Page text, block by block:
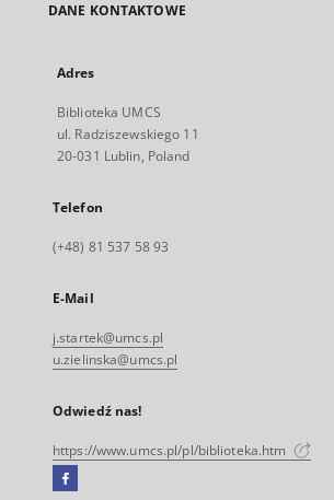
DANE KONTAKTOWE
Adres
Biblioteka UMCS
ul. Radziszewskiego 11
20-031 Lublin, Poland
Telefon
(+48) 81 537 58 93
E-Mail
j.startek@umcs.pl
u.zielinska@umcs.pl
Odwiedź nas!
https://www.umcs.pl/pl/biblioteka.htm
Facebook